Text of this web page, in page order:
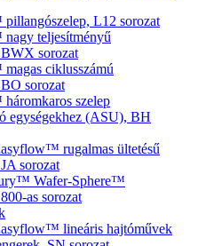
L12 sorozat
teljesítményű
sorozat
ciklusszámú
sorozat
szelep
egységekhez (ASU), BH
rugalmas ültetésű
sorozat
Wafer-Sphere™
as sorozat
lineáris hajtóművek